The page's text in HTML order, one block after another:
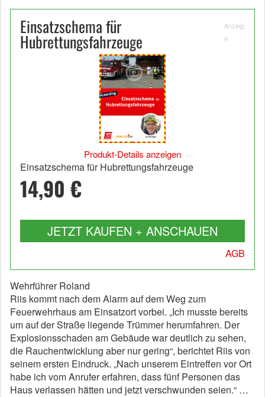
Einsatzschema für
Hubrettungsfahrzeuge
Anzeig
e
Produkt-Details anzeigen
Einsatzschema für Hubrettungsfahrzeuge
14,90 €
JETZT KAUFEN + ANSCHAUEN
AGB
Wehrführer Roland
Riis kommt nach dem Alarm auf dem Weg zum
Feuerwehrhaus am Einsatzort vorbei. „Ich musste bereits
um auf der Straße liegende Trümmer herumfahren. Der
Explosionsschaden am Gebäude war deutlich zu sehen,
die Rauchentwicklung aber nur gering“, berichtet Riis von
seinem ersten Eindruck. „Nach unserem Eintreffen vor Ort
habe ich vom Anrufer erfahren, dass fünf Personen das
Haus verlassen hätten und jetzt verschwunden seien.“ …